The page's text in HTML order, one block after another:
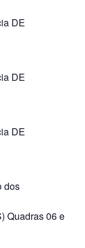
DE
DE
DE
dos
Quadras 06 e